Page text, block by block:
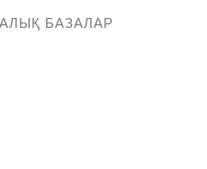
БАЗАЛАР